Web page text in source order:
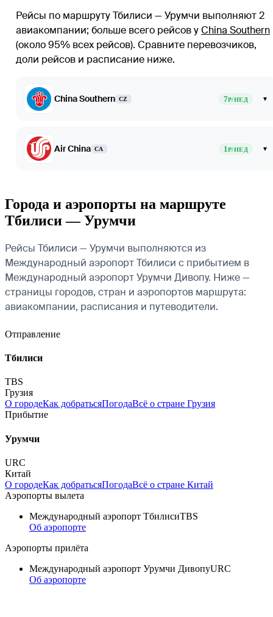
Рейсы по маршруту Тбилиси — Урумчи выполняют 2
авиакомпании; больше всего рейсов уChina Southern
(около 95% всех рейсов). Сравните перевозчиков,
доли рейсов и расписание ниже.
China Southern CZ 7Р/НЕД ▾
Air China CA 1Р/НЕД ▾
Города и аэропорты на маршруте
Тбилиси — Урумчи
Рейсы Тбилиси — Урумчи выполняются из
Международный аэропорт Тбилиси с прибытием в
Международный аэропорт Урумчи Дивопу. Ниже —
страницы городов, стран и аэропортов маршрута:
авиакомпании, расписания и путеводители.
Отправление
Тбилиси
TBS
Грузия
О городеКак добратьсяПогодаВсё о стране Грузия
Прибытие
Урумчи
URC
Китай
О городеКак добратьсяПогодаВсё о стране Китай
Аэропорты вылета
Международный аэропорт ТбилисиTBS
Об аэропорте
Аэропорты прилёта
Международный аэропорт Урумчи ДивопуURC
Об аэропорте